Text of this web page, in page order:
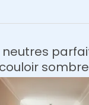
sombre